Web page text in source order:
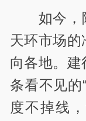
如今，
天环市场
向各地。建
条看不见的
度不掉线